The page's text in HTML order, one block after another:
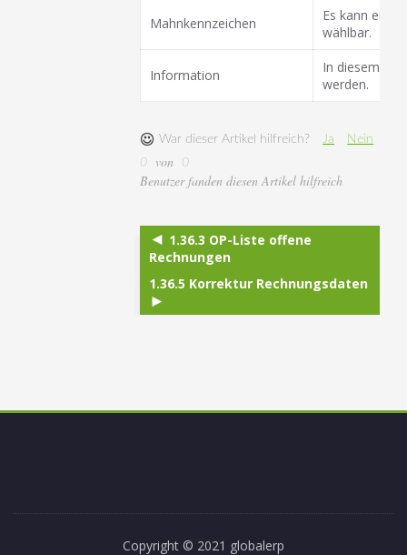
Mahnkennzeichen
Es kann ein
wählbar.
Information
In diesem
werden.
War dieser Artikel hilfreich? Ja
Nein
0
von 0
Benutzer fanden diesen Artikel hilfreich
1.36.3 OP-Liste offene
Rechnungen
1.36.5 Korrektur Rechnungsdaten
Copyright © 2021 globalerp